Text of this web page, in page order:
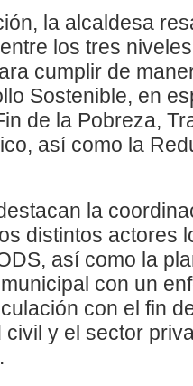
la alcaldesa
los tres
cumplir de
Sostenible, en
de la Pobreza,
así como la
la
distintos actores
así como la
con un
con el fin
y el sector